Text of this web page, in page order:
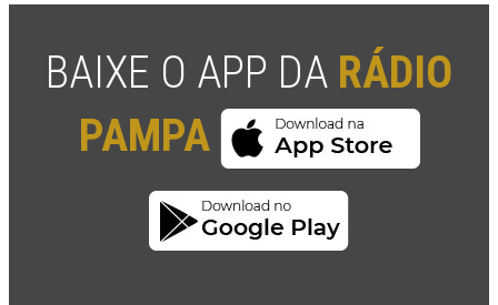
BAIXE O APP DA RÁDIO
PAMPA